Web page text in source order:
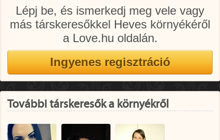
Lépj be, és ismerkedj meg vele vagy
más társkeresőkkel Heves környékéről
a Love.hu oldalán.
További társkeresők a környékről